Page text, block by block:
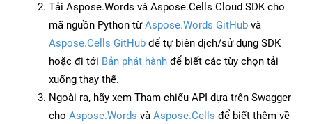
Tải Aspose.Words và Aspose.Cells Cloud SDK cho
mã nguồn Python từAspose.Words GitHub và
Aspose.Cells GitHub để tự biên dịch/sử dụng SDK
hoặc đi tới Bản phát hành để biết các tùy chọn tải
xuống thay thế.
Ngoài ra, hãy xem Tham chiếu API dựa trên Swagger
cho Aspose.Words và Aspose.Cells để biết thêm về